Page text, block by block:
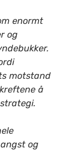
enormt
og
motstand
å
og